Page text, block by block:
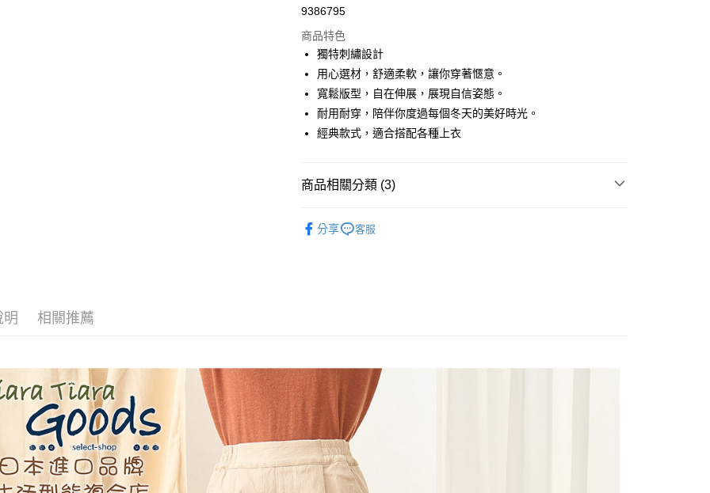
LINE Pay
Apple Pay
街口支付
悠遊付
AFTEE先享後付
１．於結帳方式選擇「AFTEE先享後付」後，將跳轉至「AFTEE先享後
付」結帳頁面，進行簡訊認證並確認金額後，即可完成結帳。
２．訂單成立數日內，您將收到繳費通知簡訊。
３．收到繳費通知簡訊後14天內，點擊此簡訊中的連結，可透過四大超商
／ATM／網路銀行／等多元方式進行付款，方視為交易完成。
※ 請注意：結帳手續完成當下不需立刻繳費，但若您需要取消訂單，請聯
絡購買商品的店家。未經商家同意取消之訂單仍視為有效，需透過AFTEE
先享後付繳納相關費用。
※ 交易是否成功請以「AFTEE先享後付 」之結帳頁面顯示為準，若有關於
每筆NT$60，滿NT$1,800(含以上)免運費
付款後全家取貨
每筆NT$60，滿NT$1,800(含以上)免運費
7-11取貨付款
每筆NT$60，滿NT$2,000(含以上)免運費
9386795
商品特色
獨特刺繡設計
用心選材，舒適柔軟，讓你穿著愜意。
寬鬆版型，自在伸展，展現自信姿態。
耐用耐穿，陪伴你度過每個冬天的美好時光。
經典款式，適合搭配各種上衣
商品相關分類 (3)
分享 客服
明 相關推薦